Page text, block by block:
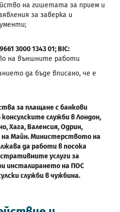
на гишетата за прием и
за заверка и
9661 3000 1343 01; BIC:
на външните работи
да бъде вписано, че е
за плащане с банкови
служби в Лондон,
Хага, Валенсия, Одрин,
Майн. Министерството на
да работи в посока
услуги за
инсталирането на ПОС
служби в чужбина.